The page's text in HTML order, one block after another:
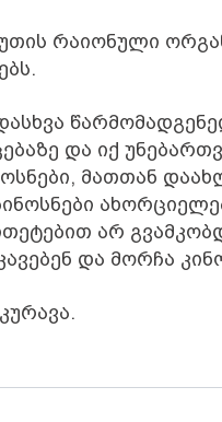
რაიონული
და იქ
მათთან
არ
და მორჩა